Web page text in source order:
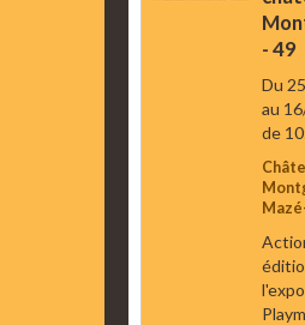
- 49
Du
au
de